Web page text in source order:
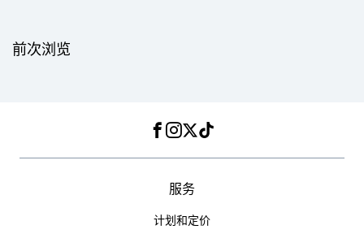
前次浏览
Facebook
Instagram
Twitter
TikTok
服务
计划和定价